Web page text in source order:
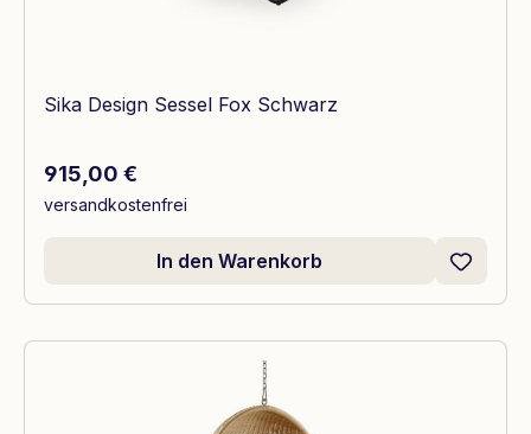
Sika Design Sessel Fox Schwarz
Regulärer Preis:
915,00 €
versandkostenfrei
In den Warenkorb